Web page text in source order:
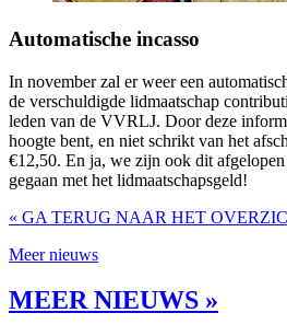
Automatische incasso
In november zal er weer een
de verschuldigde lidmaatschap
leden van de VVRLJ. Door deze
hoogte bent, en niet schrikt van het
€12,50. En ja, we zijn ook dit
gegaan met het lidmaatschapsgeld!
« GA TERUG NAAR HET
Meer nieuws
MEER NIEUWS »